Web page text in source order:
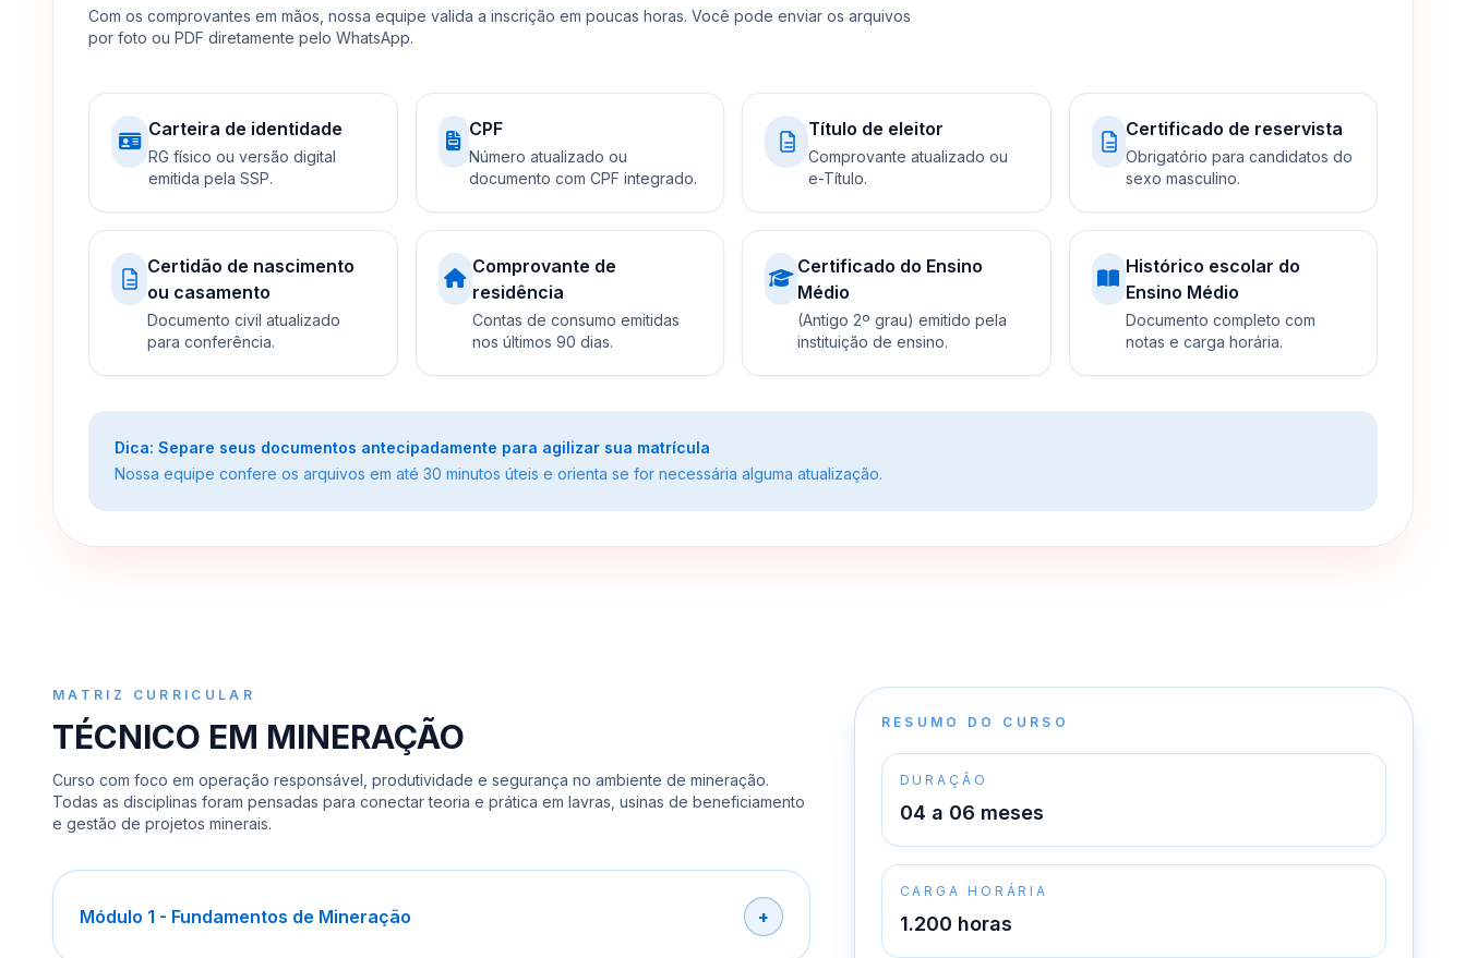
Com os comprovantes em mãos, nossa equipe valida a inscrição em poucas horas. Você pode enviar os arquivos
por foto ou PDF diretamente pelo WhatsApp.
Carteira de identidade
RG físico ou versão digital
emitida pela SSP.
CPF
Número atualizado ou
documento com CPF integrado.
Título de eleitor
Comprovante atualizado ou
e-Título.
Certificado de reservista
Obrigatório para candidatos do
sexo masculino.
Certidão de nascimento
ou casamento
Documento civil atualizado
para conferência.
Comprovante de
residência
Contas de consumo emitidas
nos últimos 90 dias.
Certificado do Ensino
Médio
(Antigo 2º grau) emitido pela
instituição de ensino.
Histórico escolar do
Ensino Médio
Documento completo com
notas e carga horária.
Dica: Separe seus documentos antecipadamente para agilizar sua matrícula
Nossa equipe confere os arquivos em até 30 minutos úteis e orienta se for necessária alguma atualização.
MATRIZ CURRICULAR
TÉCNICO EM MINERAÇÃO
Curso com foco em operação responsável, produtividade e segurança no ambiente de mineração.
Todas as disciplinas foram pensadas para conectar teoria e prática em lavras, usinas de beneficiamento
e gestão de projetos minerais.
Módulo 1 - Fundamentos de Mineração
RESUMO DO CURSO
DURAÇÃO
04 a 06 meses
CARGA HORÁRIA
1.200 horas